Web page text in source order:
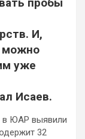
пробы
И,
можно
уже
Исаев.
в ЮАР выявили
32